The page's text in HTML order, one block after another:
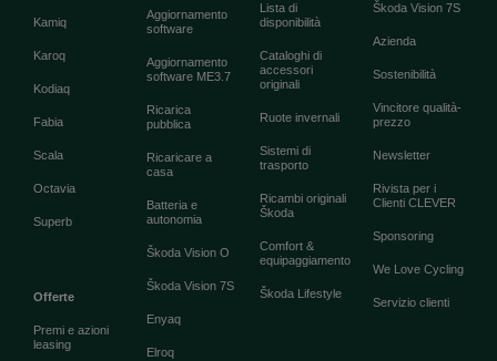
Kamiq
Karoq
Kodiaq
Fabia
Scala
Octavia
Superb
Offerte
Premi e azioni
leasing
Aggiornamento
software
Aggiornamento
software ME3.7
Ricarica
pubblica
Ricaricare a
casa
Batteria e
autonomia
Škoda Vision O
Škoda Vision 7S
Enyaq
Elroq
Lista di
disponibilità
Cataloghi di
accessori
originali
Ruote invernali
Sistemi di
trasporto
Ricambi originali
Škoda
Comfort &
equipaggiamento
Škoda Lifestyle
Škoda Vision 7S
Azienda
Sostenibilità
Vincitore qualità-
prezzo
Newsletter
Rivista per i
Clienti CLEVER
Sponsoring
We Love Cycling
Servizio clienti